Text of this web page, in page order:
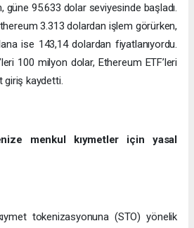
güne 95.633 dolar seviyesinde başladı.
3.313 dolardan işlem görürken,
ise 143,14 dolardan fiyatlanıyordu.
100 milyon dolar, Ethereum ETF’leri
giriş kaydetti.
menkul kıymetler için yasal
tokenizasyonuna (STO) yönelik